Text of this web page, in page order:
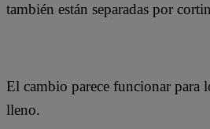
también están separadas por
El cambio parece funcionar para
lleno.